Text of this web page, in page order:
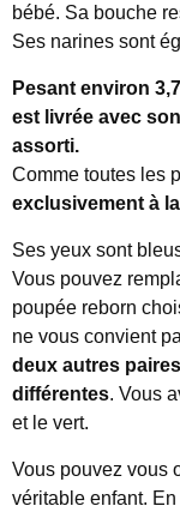
bébé. Sa bouche
Ses narines sont
Pesant environ
est livrée avec
assorti.
Comme toutes les
exclusivement à
Ses yeux sont
Vous pouvez
poupée reborn
ne vous convient
deux autres
différentes. Vous
et le vert.
Vous pouvez vous
véritable enfant. En